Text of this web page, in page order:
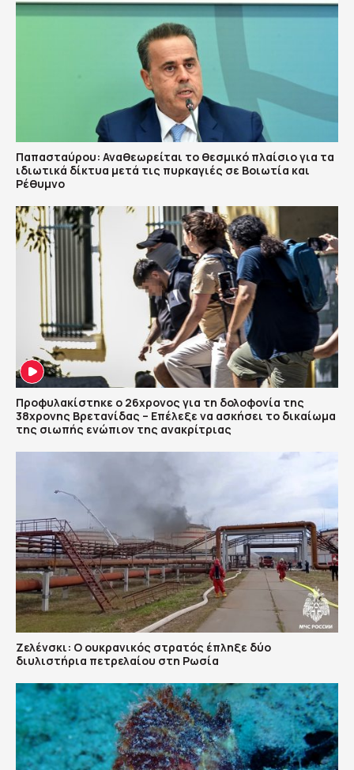
Παπασταύρου: Αναθεωρείται το θεσμικό πλαίσιο για τα
ιδιωτικά δίκτυα μετά τις πυρκαγιές σε Βοιωτία και
Ρέθυμνο
Προφυλακίστηκε ο 26χρονος για τη δολοφονία της
38χρονης Βρετανίδας – Επέλεξε να ασκήσει το δικαίωμα
της σιωπής ενώπιον της ανακρίτριας
Ζελένσκι: Ο ουκρανικός στρατός έπληξε δύο
διυλιστήρια πετρελαίου στη Ρωσία